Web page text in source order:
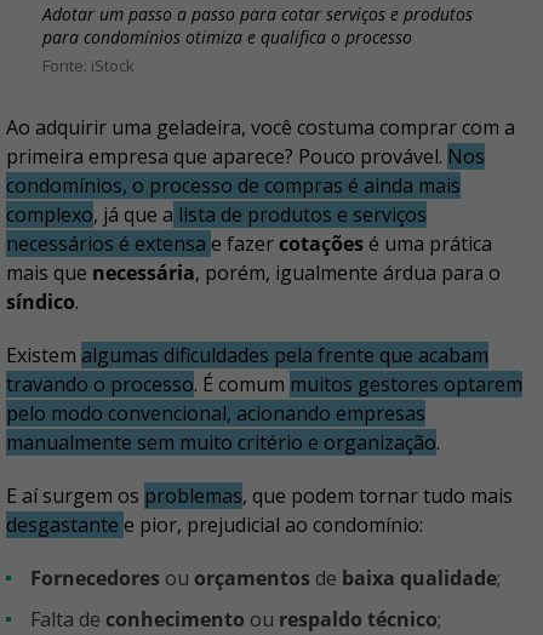
Adotar um passo a passo para cotar serviços e produtos
para condomínios otimiza e qualifica o processo
iStock
Ao adquirir uma geladeira, você costuma comprar com a
primeira empresa que aparece? Pouco provável. Nos
condomínios, o processo de compras é ainda mais
complexo, já que a lista de produtos e serviços
necessários é extensa e fazercotaçõesé uma prática
mais que necessária, porém, igualmente árdua para o
síndico.
Existem algumas dificuldades pela frente que acabam
travando o processo. É comum muitos gestores optarem
pelo modo convencional, acionando empresas
manualmente sem muito critério e organização.
E aí surgem os problemas, que podem tornar tudo mais
desgastante e pior, prejudicial ao condomínio:
Fornecedores ou orçamentos de baixa qualidade;
falta de conhecimento ou respaldo técnico;